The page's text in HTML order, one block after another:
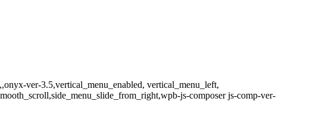
ver-3.5,vertical_menu_enabled, vertical_menu_left,
js-composer js-comp-ver-